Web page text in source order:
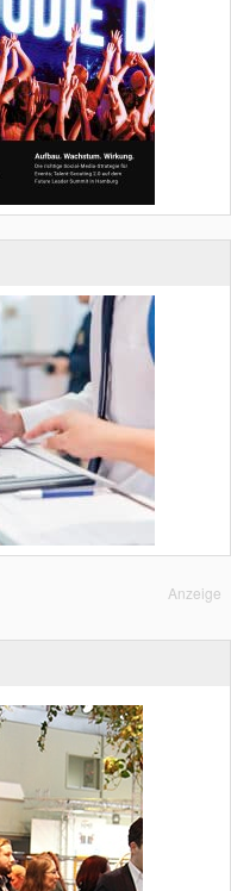
Anzeige